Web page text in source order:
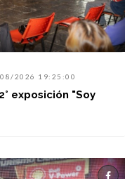
2026 19:25:00
exposición "Soy